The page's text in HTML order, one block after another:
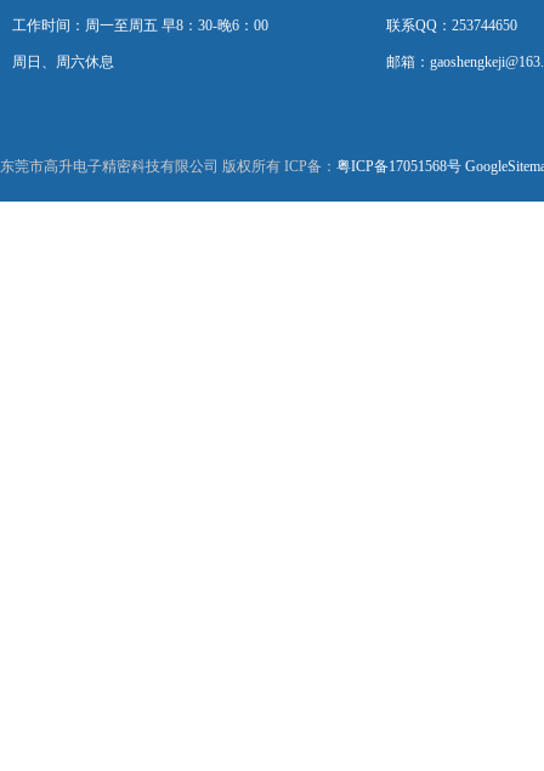
工作时间：周一至周五 早8：30-晚6：00
周日、周六休息
联系QQ：253744650
邮箱：
东莞市高升电子精密科技有限公司 版权所有 ICP备： 粤ICP备17051568号